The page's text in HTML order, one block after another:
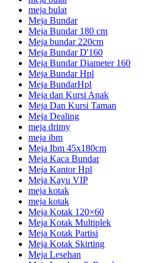
meja bulat
Meja Bundar
Meja Bundar 180 cm
Meja bundar 220cm
Meja Bundar D'160
Meja Bundar Diameter 160
Meja Bundar Hpl
Meja BundarHpl
Meja dan Kursi Anak
Meja Dan Kursi Taman
Meja Dealing
meja drimy
meja ibm
Meja Ibm 45x180cm
Meja Kaca Bundar
Meja Kantor Hpl
Meja Kayu VIP
meja kotak
meja kotak
Meja Kotak 120×60
Meja Kotak Multiplek
Meja Kotak Partisi
Meja Kotak Skirting
Meja Lesehan